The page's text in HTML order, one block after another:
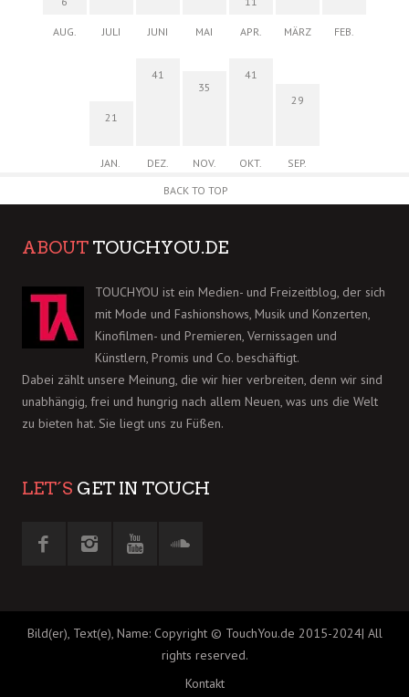
AUG. JULI JUNI MAI APR. MÄRZ FEB.
21
JAN.
41
DEZ.
35
NOV.
41
OKT.
29
SEP.
BACK TO TOP
ABOUT TOUCHYOU.DE
TOUCHYOU ist ein Medien- und Freizeitblog, der sich
mit Mode und Fashionshows, Musik und Konzerten,
Kinofilmen- und Premieren, Vernissagen und
Künstlern, Promis und Co. beschäftigt.
Dabei zählt unsere Meinung, die wir hier verbreiten, denn wir sind
unabhängig, frei und hungrig nach allem Neuen, was uns die Welt
zu bieten hat. Sie liegt uns zu Füßen.
LET´S GET IN TOUCH
Bild(er), Text(e), Name: Copyright © TouchYou.de 2015-2024| All
rights reserved.
Kontakt